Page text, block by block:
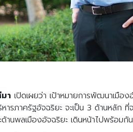
า เปิดเผยว่า เป้าหมายการพัฒนาเมื
รภาครัฐอัจฉริยะ จะเป็น 3 ด้านหลัก
านพลเมืองอัจฉริยะ เดินหน้าไปพร้อมกัน